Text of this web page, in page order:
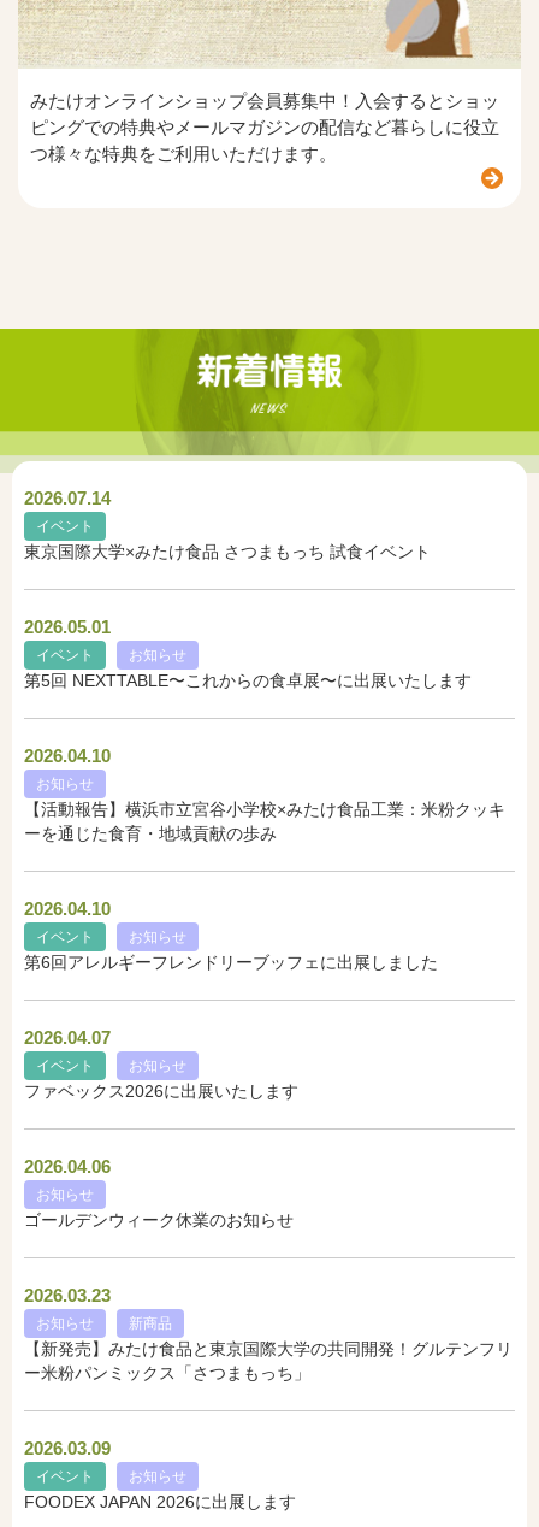
みたけオンラインショップ会員募集中！入会するとショッ
ピングでの特典やメールマガジンの配信など暮らしに役立
つ様々な特典をご利用いただけます。
2026.07.14
イベント
東京国際大学×みたけ食品 さつまもっち 試食イベント
2026.05.01
イベント お知らせ
第5回 NEXTTABLE〜これからの食卓展〜に出展いたします
2026.04.10
お知らせ
【活動報告】横浜市立宮谷小学校×みたけ食品工業：米粉クッキ
ーを通じた食育・地域貢献の歩み
2026.04.10
イベント お知らせ
第6回アレルギーフレンドリーブッフェに出展しました
2026.04.07
イベント お知らせ
ファベックス2026に出展いたします
2026.04.06
お知らせ
ゴールデンウィーク休業のお知らせ
2026.03.23
お知らせ 新商品
【新発売】みたけ食品と東京国際大学の共同開発！グルテンフリ
ー米粉パンミックス「さつまもっち」
2026.03.09
イベント お知らせ
FOODEX JAPAN 2026に出展します